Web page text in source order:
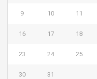
9 10 11
16 17 18
23 24 25
30 31